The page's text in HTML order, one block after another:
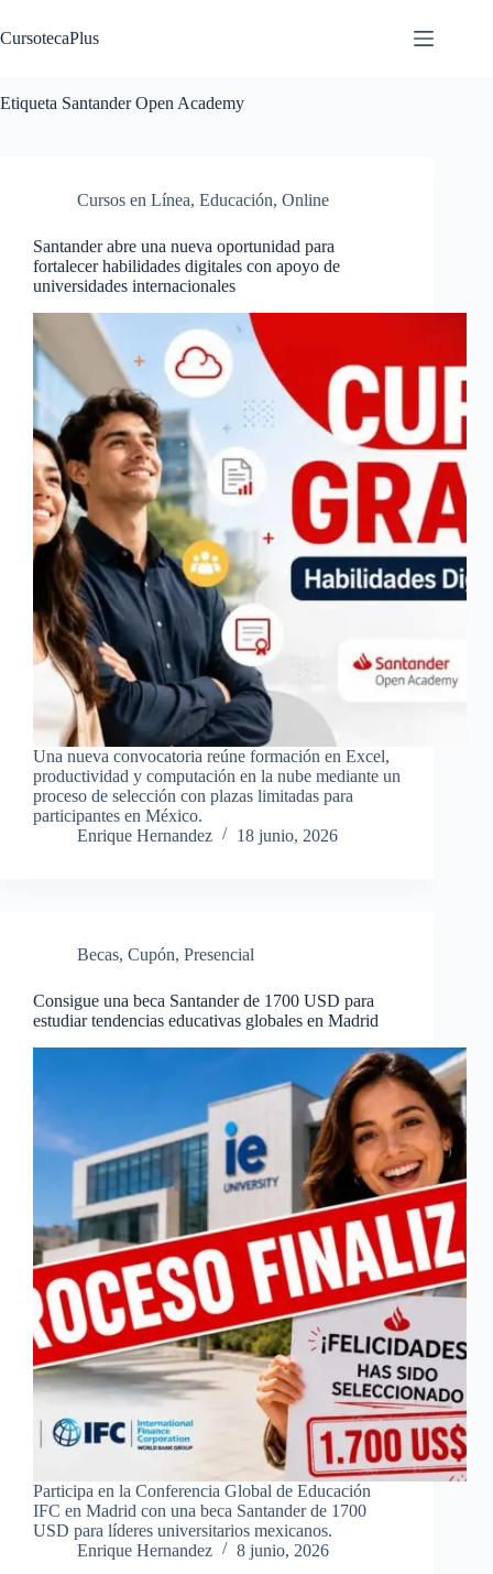
al
contenido
CursotecaPlus
Etiqueta Santander Open Academy
Cursos en Línea, Educación, Online
Santander abre una nueva oportunidad para
fortalecer habilidades digitales con apoyo de
universidades internacionales
Una nueva convocatoria reúne formación en Excel,
productividad y computación en la nube mediante un
proceso de selección con plazas limitadas para
participantes en México.
Enrique Hernandez
18 junio, 2026
Becas, Cupón, Presencial
Consigue una beca Santander de 1700 USD para
estudiar tendencias educativas globales en Madrid
Participa en la Conferencia Global de Educación
IFC en Madrid con una beca Santander de 1700
USD para líderes universitarios mexicanos.
Enrique Hernandez
8 junio, 2026